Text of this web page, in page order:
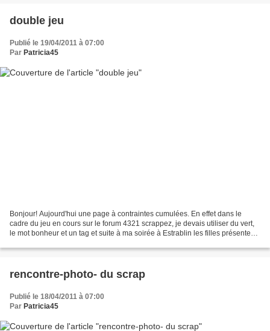
double jeu
Publié le 19/04/2011 à 07:00
Par Patricia45
Bonjour! Aujourd'hui une page à contraintes cumulées. En effet dans le
cadre du jeu en cours sur le forum 4321 scrappez, je devais utiliser du vert,
le mot bonheur et un tag et suite à ma soirée à Estrablin les filles présentes
rencontre-photo- du scrap
Publié le 18/04/2011 à 07:00
Par Patricia45